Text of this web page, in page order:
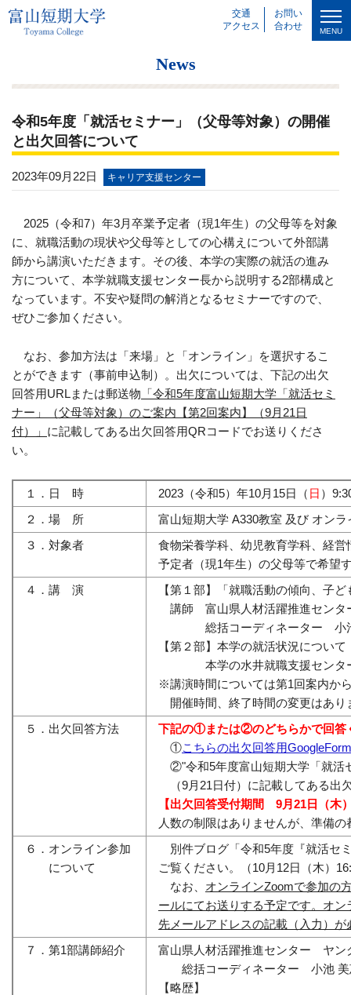
交通
アクセス
お問い
合わせ
MENU
News
令和5年度「就活セミナー」（父母等対象）の開催
と出欠回答について
2023年09月22日 キャリア支援センター
2025（令和7）年3月卒業予定者（現1年生）の父母等を対象
に、就職活動の現状や父母等としての心構えについて外部講
師から講演いただきます。その後、本学の実際の就活の進み
方について、本学就職支援センター長から説明する2部構成と
なっています。不安や疑問の解消となるセミナーですので、
ぜひご参加ください。
なお、参加方法は「来場」と「オンライン」を選択するこ
とができます（事前申込制）。出欠については、下記の出欠
回答用URLまたは郵送物 「令和5年度富山短期大学「就活セミ
ナー」（父母等対象）のご案内【第2回案内】（9月21日
付）」 に記載してある出欠回答用QRコードでお送りくださ
い。
１．日 時 2023（令和5）年10月15日（ 日 ）
２．場 所
富山短期大学 A330教室 及び オン
３．対象者
食物栄養学科、幼児教育学科、経
予定者（現1年生）の父母等で希望
４．講 演
【第１部】「就職活動の傾向、子
講師 富山県人材活躍推進センタ
総括コーディネーター 小
【第２部】本学の就活状況について
本学の水井就職支援センター
※講演時間については第1回案内か
開催時間、終了時間の変更はあり
５．出欠回答方法
下記の①または②のどちらかで回答
①こちらの出欠回答用GoogleForm
②"令和5年度富山短期大学「就活
（9月21日付）に記載してある出
【出欠回答受付期間 9月21日（木
人数の制限はありませんが、準備
６．オンライン参加
について
別件ブログ「令和5年度『就活セ
ご覧ください。（10月12日（木）
なお、 オンラインZoomで参加の
ールにてお送りする予定です。オ
先メールアドレスの記載（入力）が
７．第1部講師紹介
富山県人材活躍推進センター ヤン
総括コーディネーター 小池
【略歴】